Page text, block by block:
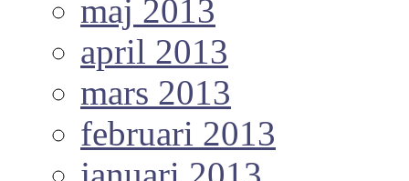
maj 2013
april 2013
mars 2013
februari 2013